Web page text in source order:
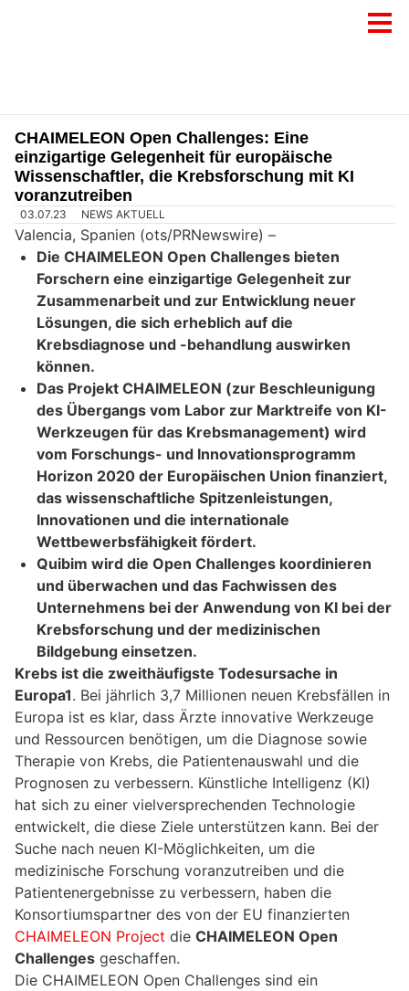
CHAIMELEON Open Challenges: Eine
einzigartige Gelegenheit für europäische
Wissenschaftler, die Krebsforschung mit KI
voranzutreiben
03.07.23 NEWS AKTUELL
Valencia, Spanien (ots/PRNewswire) –
Die CHAIMELEON Open Challenges bieten
Forschern eine einzigartige Gelegenheit zur
Zusammenarbeit und zur Entwicklung neuer
Lösungen, die sich erheblich auf die
Krebsdiagnose und -behandlung auswirken
können.
Das Projekt CHAIMELEON (zur Beschleunigung
des Übergangs vom Labor zur Marktreife von KI-
Werkzeugen für das Krebsmanagement) wird
vom Forschungs- und Innovationsprogramm
Horizon 2020 der Europäischen Union finanziert,
das wissenschaftliche Spitzenleistungen,
Innovationen und die internationale
Wettbewerbsfähigkeit fördert.
Quibim wird die Open Challenges koordinieren
und überwachen und das Fachwissen des
Unternehmens bei der Anwendung von KI bei der
Krebsforschung und der medizinischen
Bildgebung einsetzen.
Krebs ist die zweithäufigste Todesursache in
Europa1. Bei jährlich 3,7 Millionen neuen Krebsfällen in
Europa ist es klar, dass Ärzte innovative Werkzeuge
und Ressourcen benötigen, um die Diagnose sowie
Therapie von Krebs, die Patientenauswahl und die
Prognosen zu verbessern. Künstliche Intelligenz (KI)
hat sich zu einer vielversprechenden Technologie
entwickelt, die diese Ziele unterstützen kann. Bei der
Suche nach neuen KI-Möglichkeiten, um die
medizinische Forschung voranzutreiben und die
Patientenergebnisse zu verbessern, haben die
Konsortiumspartner des von der EU finanzierten
CHAIMELEON Project die CHAIMELEON Open
Challenges geschaffen.
Die CHAIMELEON Open Challenges sind ein